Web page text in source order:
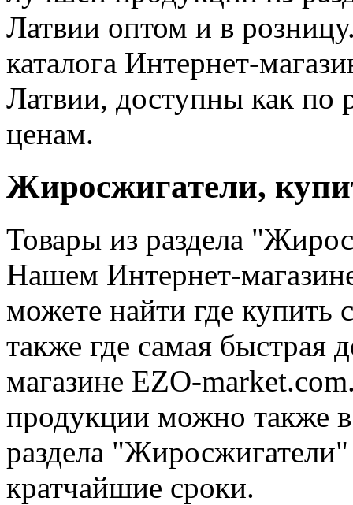
Латвии оптом и в
каталога Интернет-
Латвии, доступны как
ценам.
Жиросжигатели,
Товары из раздела
Нашем Интернет-
можете найти где
также где самая быстрая
магазине EZO-
продукции можно также
раздела
кратчайшие сроки.